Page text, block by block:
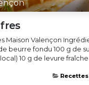
Maison Valençon
beurre fondu 100 g de
10 g de levure